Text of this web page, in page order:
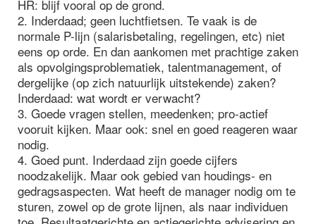
HR: blijf vooral op de grond.
2. Inderdaad; geen luchtfietsen. Te vaak is de
normale P-lijn (salarisbetaling, regelingen, etc) niet
eens op orde. En dan aankomen met prachtige zaken
als opvolgingsproblematiek, talentmanagement, of
dergelijke (op zich natuurlijk uitstekende) zaken?
Inderdaad: wat wordt er verwacht?
3. Goede vragen stellen, meedenken; pro-actief
vooruit kijken. Maar ook: snel en goed reageren waar
nodig.
4. Goed punt. Inderdaad zijn goede cijfers
noodzakelijk. Maar ook gebied van houdings- en
gedragsaspecten. Wat heeft de manager nodig om te
sturen, zowel op de grote lijnen, als naar individuen